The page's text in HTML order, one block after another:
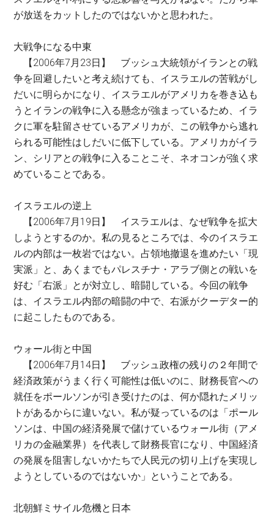
が放送をカットしたのではないかと思われた。
大戦争になる中東
【2006年7月23日】 ブッシュ大統領がイランとの戦
争を回避したいと考え続けても、イスラエルの苦戦がし
だいに明らかになり、イスラエルがアメリカを巻き込も
うとイランの戦争に入る懸念が強まっているため、イラ
クに軍を駐留させているアメリカが、この戦争から逃れ
られる可能性はしだいに低下している。アメリカがイラ
ン、シリアとの戦争に入ることこそ、ネオコンが強く求
めていることである。
イスラエルの逆上
【2006年7月19日】 イスラエルは、なぜ戦争を拡大
しようとするのか。私の見るところでは、今のイスラエ
ルの内部は一枚岩ではない。占領地撤退を進めたい「現
実派」と、あくまでもパレスチナ・アラブ側との戦いを
好む「右派」とが対立し、暗闘している。今回の戦争
は、イスラエル内部の暗闘の中で、右派がクーデター的
に起こしたものである。
ウォール街と中国
【2006年7月14日】 ブッシュ政権の残りの２年間で
経済政策がうまく行く可能性は低いのに、財務長官への
就任をポールソンが引き受けたのは、何か隠れたメリッ
トがあるからに違いない。私が疑っているのは「ポール
ソンは、中国の経済発展で儲けているウォール街（アメ
リカの金融業界）を代表して財務長官になり、中国経済
の発展を阻害しないかたちで人民元の切り上げを実現し
ようとしているのではないか」ということである。
北朝鮮ミサイル危機と日本